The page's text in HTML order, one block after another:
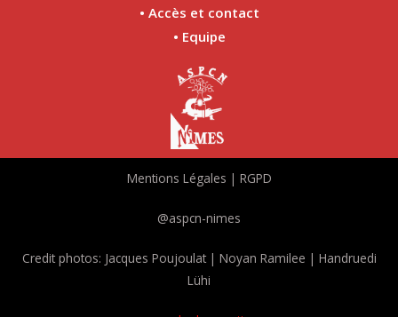
• Accès et contact
• Equipe
Mentions Légales | RGPD
@aspcn-nimes
Credit photos: Jacques Poujoulat | Noyan Ramilee | Handruedi
Lühi